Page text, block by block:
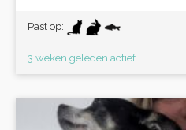
Past op:
3 weken geleden actief